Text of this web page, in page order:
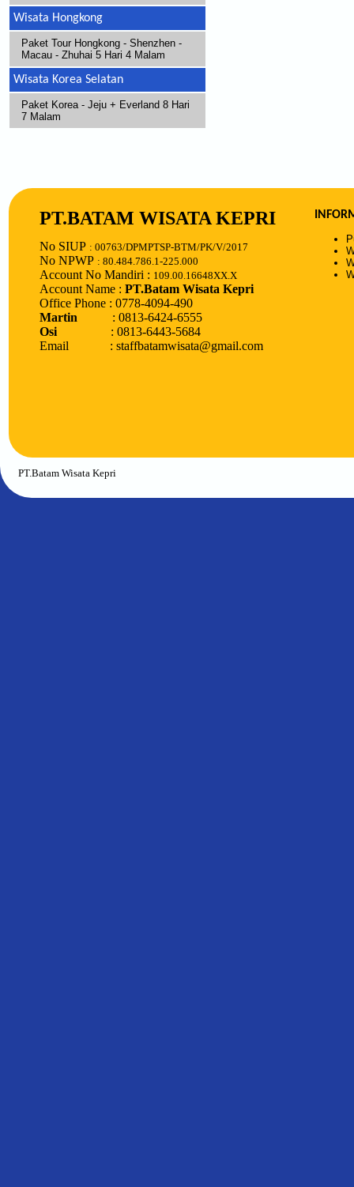
Wisata Hongkong
Paket Tour Hongkong - Shenzhen -
Macau - Zhuhai 5 Hari 4 Malam
Wisata Korea Selatan
Paket Korea - Jeju + Everland 8 Hari
7 Malam
PT.BATAM WISATA KEPRI
No SIUP : 00763/DPMPTSP-BTM/PK/V/2017
No NPWP : 80.484.786.1-225.000
Account No Mandiri : 109.00.16648XX.X
Account Name : PT.Batam Wisata Kepri
Office Phone : 0778-4094-490
Martin
: 0813-6424-6555
Osi
: 0813-6443-5684
Email : staffbatamwisata@gmail.com
PT.Batam Wisata Kepri